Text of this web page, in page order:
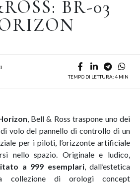
BR-03
TEMPO DI LETTURA: 4 MIN
, Bell & Ross traspone uno dei
volo del pannello di controllo di un
per i piloti, l’orizzonte artificiale
nello spazio. Originale e ludico,
a 999 esemplari, dall’estetica
collezione di orologi concept